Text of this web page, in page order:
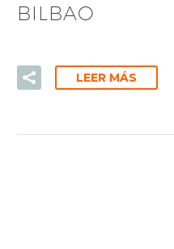
BILBAO
LEER MÁS